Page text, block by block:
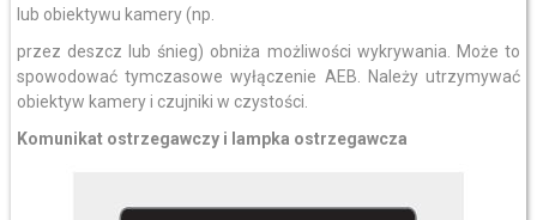
lub obiektywu kamery (np.
przez deszcz lub śnieg) obniża możliwości wykrywania. Może to
spowodować tymczasowe wyłączenie AEB. Należy utrzymywać
obiektyw kamery i czujniki w czystości.
Komunikat ostrzegawczy i lampka ostrzegawcza